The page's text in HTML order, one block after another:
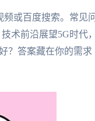
或百度搜索。常见问
术前沿展望5G时代，
？答案藏在你的需求